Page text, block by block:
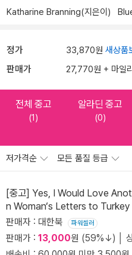
Katharine Branning(지은이)
정가 33,870원 새상품
판매가 27,770원 + 마일
전체 중고
(1)
알라딘 중고
(0)
저가격순 모든 품질 등급
[중고] Yes, I Would Love
n Woman‘s Letters to
판매자 : 대한북 파워셀러
판매가 : 13,000원 (59%↓) │